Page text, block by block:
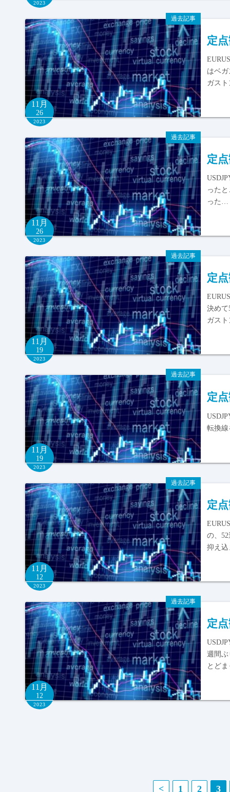
2023
過去記事
11月
26
2023
定
はベ
ガス
過去記事
11月
26
2023
定
った
った…
過去記事
11月
19
2023
定
決め
ガス
過去記事
11月
19
2023
定
転換線
過去記事
11月
12
2023
定
の、
抑え
過去記事
11月
12
2023
定
週間
とど
< 1 2 3